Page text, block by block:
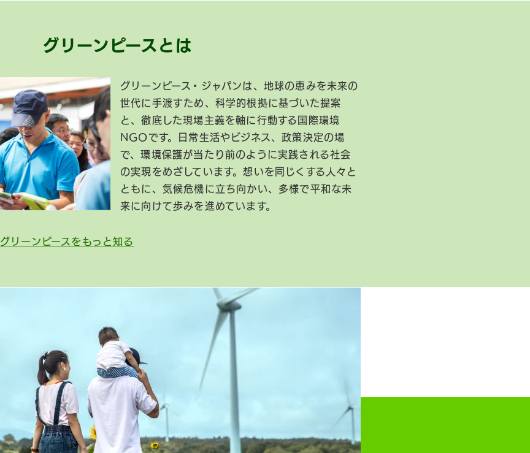
グリーンピースとは
グリーンピース・ジャパンは、地球の恵みを未来の
世代に手渡すため、科学的根拠に基づいた提案
と、徹底した現場主義を軸に行動する国際環境
NGOです。日常生活やビジネス、政策決定の場
で、環境保護が当たり前のように実践される社会
の実現をめざしています。想いを同じくする人々と
ともに、気候危機に立ち向かい、多様で平和な未
来に向けて歩みを進めています。
グリーンピースをもっと知る